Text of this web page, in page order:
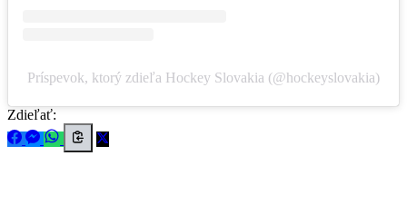
Príspevok, ktorý zdieľa Hockey Slovakia (@hockeyslovakia)
Zdieľať: